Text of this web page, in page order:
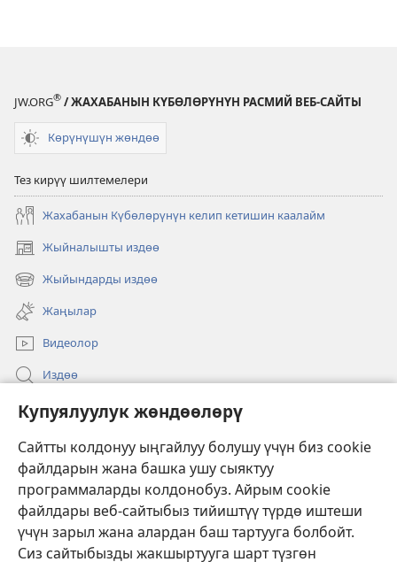
Купуялуулук жөндөөлөрү
Сайтты колдонуу ыңгайлуу болушу үчүн биз cookie
файлдарын жана башка ушу сыяктуу
программаларды колдонобуз. Айрым cookie
файлдары веб-сайтыбыз тийиштүү түрдө иштеши
үчүн зарыл жана алардан баш тартууга болбойт.
Сиз сайтыбызды жакшыртууга шарт түзгөн
JW.ORG® / ЖАХАБАНЫН КҮБӨЛӨРҮНҮН РАСМИЙ ВЕБ-САЙТЫ
Көрүнүшүн жөндөө
Тез кирүү шилтемелери
Жахабанын Күбөлөрүнүн келип кетишин каалайм
Жыйналышты издөө
(жаңы
терезе
ачат)
Жыйындарды издөө
(жаңы
терезе
ачат)
Жаңылар
Видеолор
Издөө
Бийлик өкүлдөрү үчүн маалымат
Тартуулар
(жаңы
терезе
ачат)
ОНЛАЙН КИТЕПКАНА
(жаңы
терезе